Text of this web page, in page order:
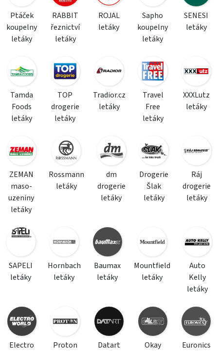
Ptáček
koupelny
letáky
RABBIT
řeznictví
letáky
ROJAL
letáky
Sapho
koupelny
letáky
SENESI
letáky
Tamda
Foods
letáky
TOP
drogerie
letáky
Tradior.cz
letáky
Travel
Free
letáky
XXXLutz
letáky
ZEMAN
maso-
uzeniny
letáky
Rossmann
letáky
dm
drogerie
letáky
Drogerie
Šlak
letáky
Ráj
drogerie
letáky
SAPELI
letáky
Hornbach
letáky
Baumax
letáky
Mountfield
letáky
Auto
Kelly
letáky
Electro
Proton
Datart
Okay
Euronics